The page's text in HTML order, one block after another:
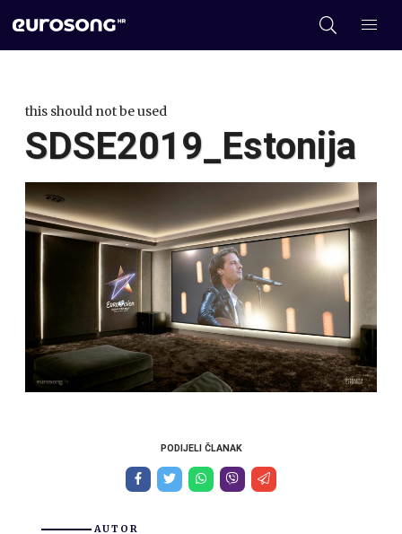
this should not be used
SDSE2019_Estonija
PODIJELI ČLANAK
AUTOR